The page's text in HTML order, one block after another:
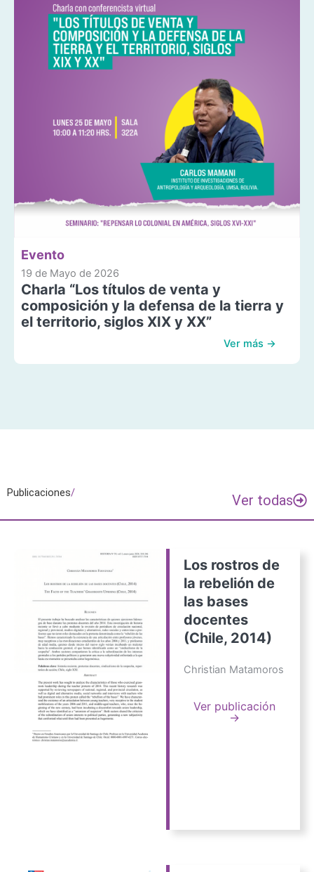
Evento
19 de Mayo de 2026
Charla “Los títulos de venta y
composición y la defensa de la tierra y
el territorio, siglos XIX y XX”
Ver más →
Publicaciones/ Ver todas
Los rostros de
la rebelión de
las bases
docentes
(Chile, 2014)
Christian Matamoros
Ver publicación
→